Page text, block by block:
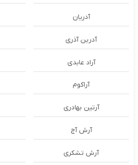
آدریان
آدرین آذری
آراد عابدی
آراکوم
آرتین بهادری
آرش آج
آرش تشکری